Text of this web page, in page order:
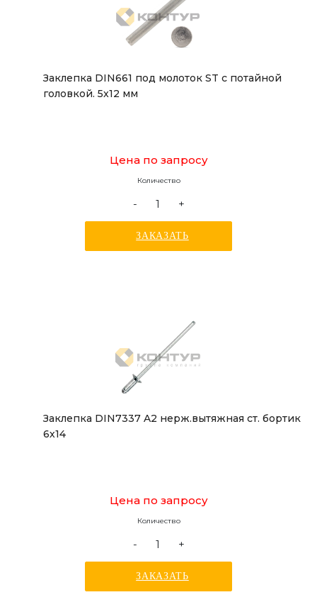
Заклепка DIN661 под молоток ST с потайной
головкой. 5x12 мм
Цена по запросу
Количество
- +
ЗАКАЗАТЬ
Заклепка DIN7337 A2 нерж.вытяжная ст. бортик
6х14
Цена по запросу
Количество
- +
ЗАКАЗАТЬ